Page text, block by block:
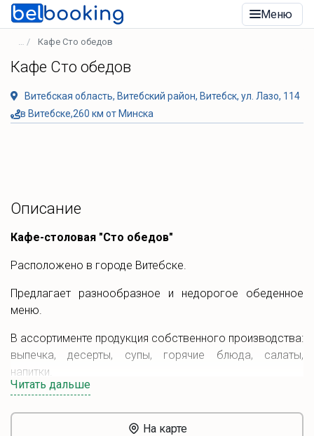
Меню
Кафе Сто обедов
Кафе Сто обедов
Витебская область, Витебский район, Витебск, ул. Лазо, 114
в Витебске,260 км от Минска
Описание
Кафе-столовая "Сто обедов"
Расположено в городе Витебске.
Предлагает разнообразное и недорогое обеденное
меню.
В ассортименте продукция собственного производства:
выпечка, десерты, супы, горячие блюда, салаты,
напитки.
Заведение предоставляет возможность аренды зала,
посуды и официантов, позволяя готовить на кухне из
Читать дальше
На карте